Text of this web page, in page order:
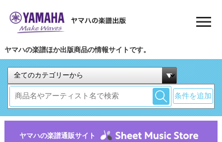
ヤマハの楽譜ほか出版商品の情報サイトです。
条件を追加
ヤマハの楽譜通販サイト